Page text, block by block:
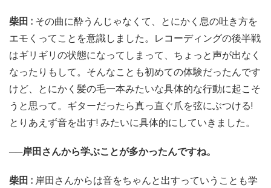
柴田 : その曲に酔うんじゃなくて、とにかく息の吐き方を
エモくってことを意識しました。レコーディングの後半戦
はギリギリの状態になってしまって、ちょっと声が出なく
なったりもして。そんなことも初めての体験だったんです
けど、とにかく髪の毛一本みたいな具体的な行動に起こそ
うと思って。ギターだったら真っ直ぐ爪を弦にぶつける!
とりあえず音を出す! みたいに具体的にしていきました。
──岸田さんから学ぶことが多かったんですね。
柴田 : 岸田さんからは音をちゃんと出すっていうことも学